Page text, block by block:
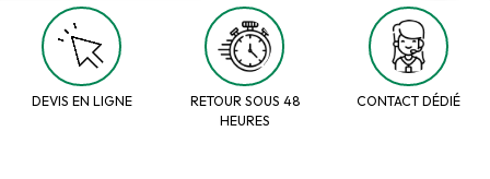
DEVIS EN LIGNE
RETOUR SOUS 48
HEURES
CONTACT DÉDIÉ